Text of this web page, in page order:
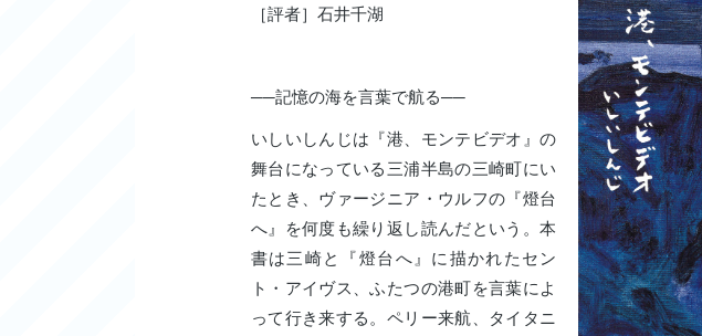
［評者］石井千湖
──記憶の海を言葉で航る──
いしいしんじは『港、モンテビデオ』の
舞台になっている三浦半島の三崎町にい
たとき、ヴァージニア・ウルフの『燈台
へ』を何度も繰り返し読んだという。本
書は三崎と『燈台へ』に描かれたセン
ト・アイヴス、ふたつの港町を言葉によ
って行き来する。ペリー来航、タイタニ